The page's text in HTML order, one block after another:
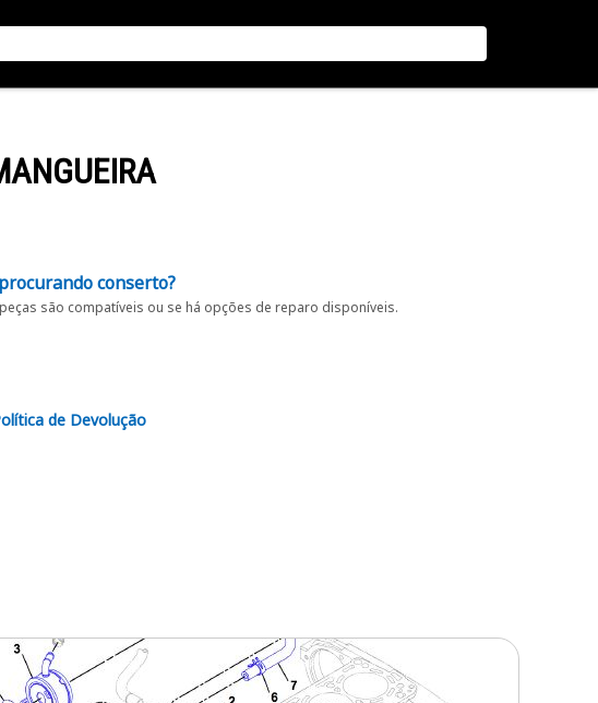
conserto?
são compatíveis ou se há opções de reparo disponíveis.
de Devolução